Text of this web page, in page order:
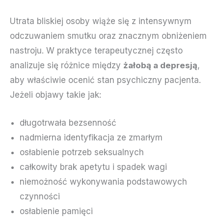
Utrata bliskiej osoby wiąże się z intensywnym
odczuwaniem smutku oraz znacznym obniżeniem
nastroju. W praktyce terapeutycznej często
analizuje się różnice między żałobą a depresją,
aby właściwie ocenić stan psychiczny pacjenta.
Jeżeli objawy takie jak:
długotrwała bezsenność
nadmierna identyfikacja ze zmarłym
osłabienie potrzeb seksualnych
całkowity brak apetytu i spadek wagi
niemożność wykonywania podstawowych
czynności
osłabienie pamięci